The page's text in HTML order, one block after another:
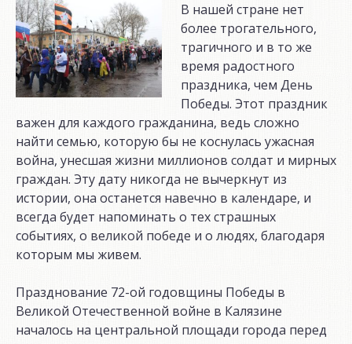
В нашей стране нет
более трогательного,
трагичного и в то же
время радостного
праздника, чем День
Победы. Этот праздник
важен для каждого гражданина, ведь сложно
найти семью, которую бы не коснулась ужасная
война, унесшая жизни миллионов солдат и мирных
граждан. Эту дату никогда не вычеркнут из
истории, она останется навечно в календаре, и
всегда будет напоминать о тех страшных
событиях, о великой победе и о людях, благодаря
которым мы живем.
Празднование 72-ой годовщины Победы в
Великой Отечественной войне в Калязине
началось на центральной площади города перед